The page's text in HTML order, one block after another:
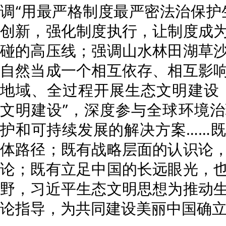
调“用最严格制度最严密法治保
创新，强化制度执行，让制度成
碰的高压线；强调山水林田湖草
自然当成一个相互依存、相互影
地域、全过程开展生态文明建设
文明建设”，深度参与全球环境
护和可持续发展的解决方案……
体路径；既有战略层面的认识论
论；既有立足中国的长远眼光，
野，习近平生态文明思想为推动
论指导，为共同建设美丽中国确